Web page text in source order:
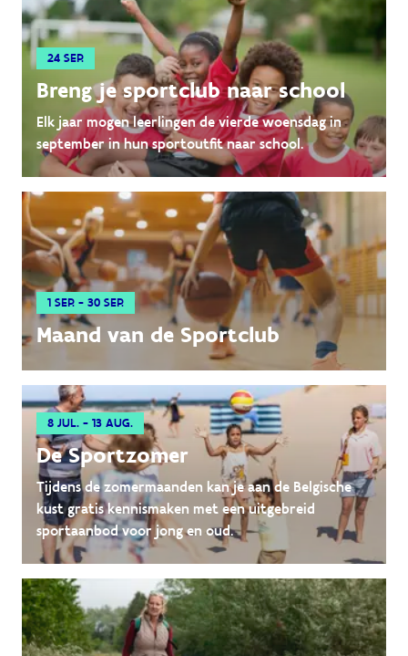
24 SEP.
Breng je sportclub naar school
Elk jaar mogen leerlingen de vierde woensdag in
september in hun sportoutfit naar school.
1 SEP. - 30 SEP.
Maand van de Sportclub
8 JUL. - 13 AUG.
De Sportzomer
Tijdens de zomermaanden kan je aan de Belgische
kust gratis kennismaken met een uitgebreid
sportaanbod voor jong en oud.